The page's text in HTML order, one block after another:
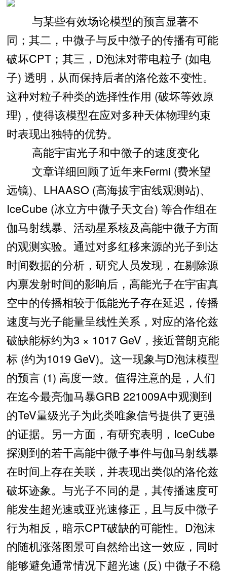
与某些有效场论模型的预言显著不
同；其二，中微子与反中微子的传播有可能
破坏CPT；其三，D泡沫对带电粒子 (如电
子) 透明，从而保持后者的洛伦兹不变性。
这种对粒子种类的选择性作用 (破坏等效原
理)，使得该模型在应对多种天体物理约束
时表现出独特的优势。
高能宇宙光子和中微子的速度变化
文章详细回顾了近年来Fermi (费米望
远镜)、LHAASO (高海拔宇宙线观测站)、
IceCube (冰立方中微子天文台) 等合作组在
伽马射线暴、活动星系核及高能中微子方面
的观测实验。通过对多红移来源的光子到达
时间数据的分析，研究人员发现，在剔除源
内禀发射时间的影响后，高能光子在宇宙真
空中的传播相较于低能光子存在延迟，传播
速度与光子能量呈线性关系，对应的洛伦兹
破缺能标约为3 × 1017 GeV，接近普朗克能
标 (约为1019 GeV)。这一现象与D泡沫模型
的预言 (1) 高度一致。值得注意的是，人们
在迄今最亮伽马暴GRB 221009A中观测到
的TeV量级光子为此类唯象信号提供了更强
的证据。另一方面，有研究表明，IceCube
探测到的若干高能中微子事件与伽马射线暴
在时间上存在关联，并表现出类似的洛伦兹
破坏迹象。与光子不同的是，其传播速度可
能发生超光速或亚光速修正，且与反中微子
行为相反，暗示CPT破缺的可能性。D泡沫
的随机涨落图景可自然给出这一效应，同时
能够避免通常情况下超光速 (反) 中微子不稳